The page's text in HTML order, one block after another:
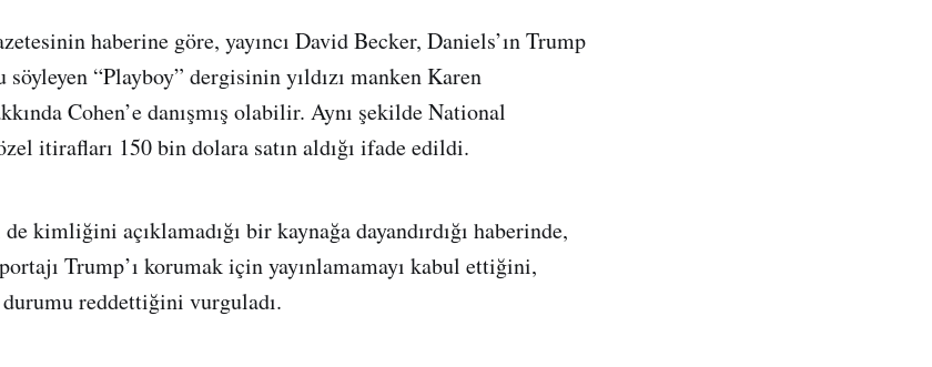
haberine göre, yayıncı David Becker, Daniels’ın Trump
“Playboy” dergisinin yıldızı manken Karen
Cohen’e danışmış olabilir. Aynı şekilde National
itirafları 150 bin dolara satın aldığı ifade edildi.
kimliğini açıklamadığı bir kaynağa dayandırdığı haberinde,
Trump’ı korumak için yayınlamamayı kabul ettiğini,
reddettiğini vurguladı.